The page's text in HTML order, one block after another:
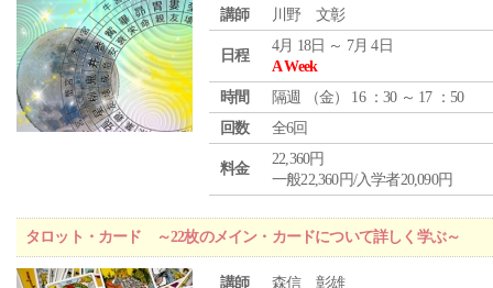
講師 川野 文彰
日程
4月 18日 ～ 7月 4日
A Week
時間
隔週 （金） 16 ：30 ～ 17 ：50
回数
全6回
料金
22,360円
一般22,360円/入学者20,090円
タロット・カード ～22枚のメイン・カードについて詳しく学ぶ～
講師 森信 彰雄